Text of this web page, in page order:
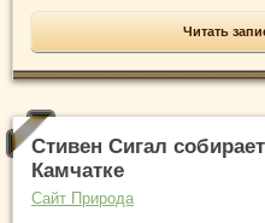
Читать
Стивен Сигал
Камчатке
Сайт Природа